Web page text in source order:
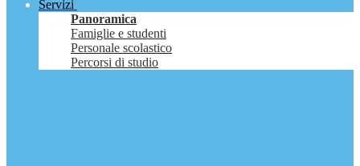
Servizi
Panoramica
Famiglie e studenti
Personale scolastico
Percorsi di studio